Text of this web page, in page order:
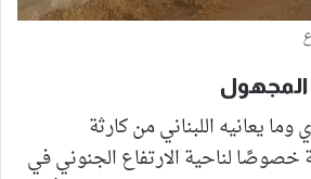
المجهول
وما يعانيه اللبناني من كارثة
خصوصًا لناحية الارتفاع الجنوني في